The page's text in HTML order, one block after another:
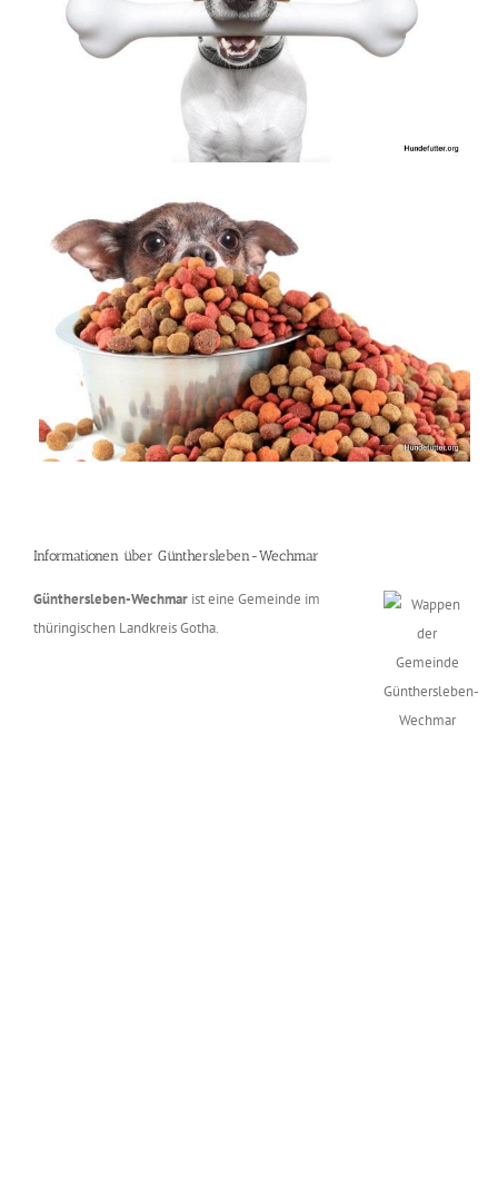
Informationen über Günthersleben-Wechmar
Günthersleben-Wechmar ist eine Gemeinde im
thüringischen Landkreis Gotha.